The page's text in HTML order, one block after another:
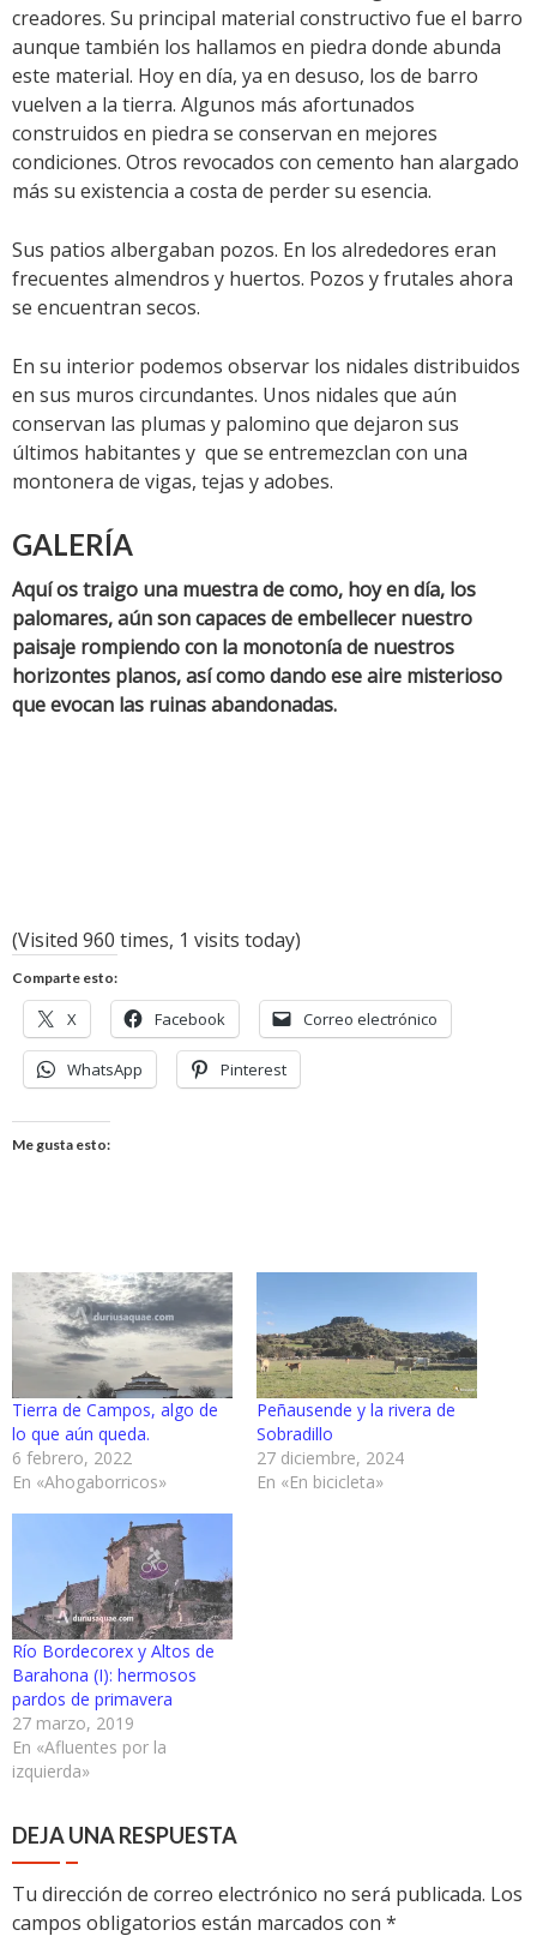
creadores. Su principal material constructivo fue el barro
aunque también los hallamos en piedra donde abunda
este material. Hoy en día, ya en desuso, los de barro
vuelven a la tierra. Algunos más afortunados
construidos en piedra se conservan en mejores
condiciones. Otros revocados con cemento han alargado
más su existencia a costa de perder su esencia.
Sus patios albergaban pozos. En los alrededores eran
frecuentes almendros y huertos. Pozos y frutales ahora
se encuentran secos.
En su interior podemos observar los nidales distribuidos
en sus muros circundantes. Unos nidales que aún
conservan las plumas y palomino que dejaron sus
últimos habitantes y que se entremezclan con una
montonera de vigas, tejas y adobes.
GALERÍA
Aquí os traigo una muestra de como, hoy en día, los
palomares, aún son capaces de embellecer nuestro
paisaje rompiendo con la monotonía de nuestros
horizontes planos, así como dando ese aire misterioso
que evocan las ruinas abandonadas.
(Visited 960 times, 1 visits today)
Comparte esto:
X Facebook Correo electrónico
WhatsApp Pinterest
Me gusta esto:
Tierra de Campos, algo de
lo que aún queda.
6 febrero, 2022
En «Ahogaborricos»
Peñausende y la rivera de
Sobradillo
27 diciembre, 2024
En «En bicicleta»
Río Bordecorex y Altos de
Barahona (I): hermosos
pardos de primavera
27 marzo, 2019
En «Afluentes por la
izquierda»
DEJA UNA RESPUESTA
Tu dirección de correo electrónico no será publicada. Los
campos obligatorios están marcados con *